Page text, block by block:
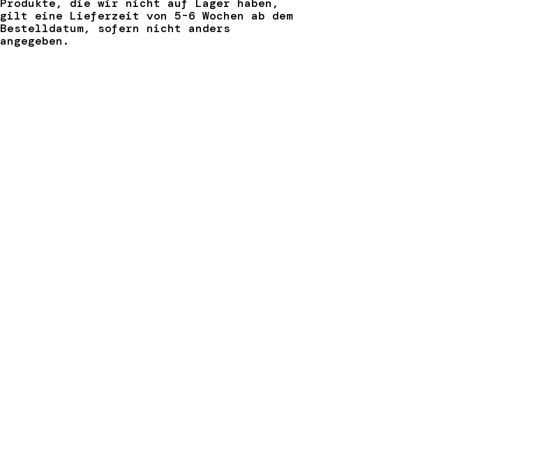
Produkte, die wir nicht auf Lager haben,
gilt eine Lieferzeit von 5-6 Wochen ab dem
Bestelldatum, sofern nicht anders
angegeben.